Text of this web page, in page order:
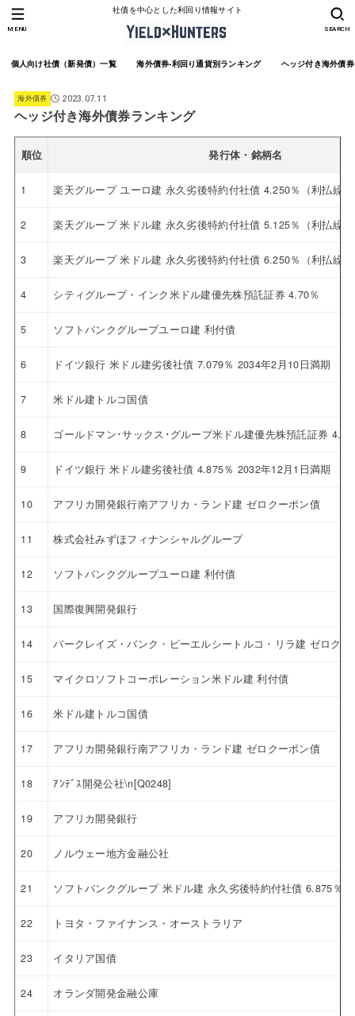
社債を中心とした利回り情報サイト
個人向け社債（新発債）一覧 海外債券-利回り通貨別ランキング ヘッジ付き海外債
SEARCH
MENU
海外債券 2023.07.11
ヘッジ付き海外債券ランキング
順位 発行体・銘柄名
1 楽天グループ ユーロ建 永久劣後特約付社債 4.250％（利払繰
2 楽天グループ 米ドル建 永久劣後特約付社債 5.125％（利払繰
3 楽天グループ 米ドル建 永久劣後特約付社債 6.250％（利払繰
4 シティグループ・インク米ドル建優先株預託証券 4.70％
5 ソフトバンクグループユーロ建 利付債
6 ドイツ銀行 米ドル建劣後社債 7.079％ 2034年2月10日満期
7 米ドル建トルコ国債
8 ゴールドマン･サックス･グループ米ドル建優先株預託証券
9 ドイツ銀行 米ドル建劣後社債 4.875％ 2032年12月1日満期
10 アフリカ開発銀行南アフリカ・ランド建 ゼロクーポン債
11 株式会社みずほフィナンシャルグループ
12 ソフトバンクグループユーロ建 利付債
13 国際復興開発銀行
14 バークレイズ・バンク・ピーエルシートルコ・リラ建 ゼロクー
15 マイクロソフトコーポレーション米ドル建 利付債
16 米ドル建トルコ国債
17 アフリカ開発銀行南アフリカ・ランド建 ゼロクーポン債
18 ｱﾝﾃﾞｽ開発公社\n[Q0248]
19 アフリカ開発銀行
20 ノルウェー地方金融公社
21 ソフトバンクグループ 米ドル建 永久劣後特約付社債 6.875％
22 トヨタ・ファイナンス・オーストラリア
23 イタリア国債
24 オランダ開発金融公庫